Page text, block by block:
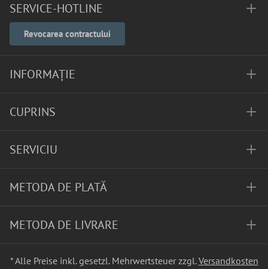
SERVICE-HOTLINE
Revocarea contractului
INFORMAȚIE
CUPRINS
SERVICIU
METODA DE PLATĂ
METODA DE LIVRARE
* Alle Preise inkl. gesetzl. Mehrwertsteuer zzgl.Versandkosten